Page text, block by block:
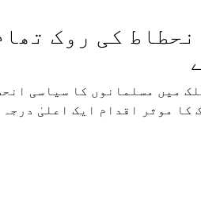
کی روک
میں مسلمانوں کا سیاسی
کا موثر اقدام ایک اعلیٰ